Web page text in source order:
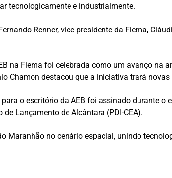
tecnologicamente e industrialmente.
Renner, vice-presidente da Fiema,
na Fiema foi celebrada como um avanço na
Chamon destacou que a iniciativa trará
o escritório da AEB foi assinado durante
Lançamento de Alcântara (PDI-CEA).
Maranhão no cenário espacial, unindo